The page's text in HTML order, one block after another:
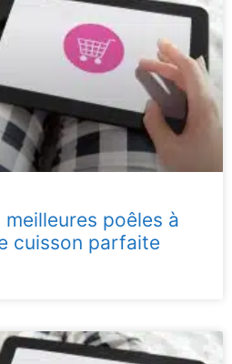
poêles à
cuisson parfaite